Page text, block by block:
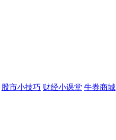
股市小技巧 财经小课堂 牛券商城